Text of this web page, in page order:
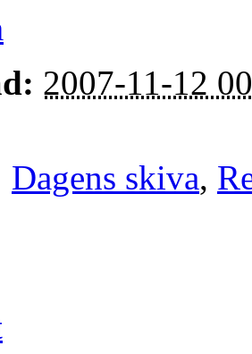
2007-11-12
Dagens skiva,